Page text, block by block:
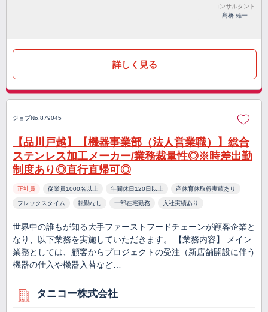
コンサルタント
髙橋 雄一
詳しく見る
ジョブNo.879045
【品川戸越】【機器事業部（法人営業職）】総合
ステンレス加工メーカー/業務裁量性◎※時差出勤
制度あり◎直行直帰可◎
正社員 従業員1000名以上 年間休日120日以上 産休育休取得実績あり
フレックスタイム 転勤なし 一部在宅勤務 入社実績あり
世界中の誰もが知る大手ファーストフードチェーンが顧客企業と
なり、以下業務を実施していただきます。 【業務内容】 メイン
業務としては、顧客からプロジェクトの受注（新店舗開設に伴う
機器の仕入や機器入替など…
タニコー株式会社